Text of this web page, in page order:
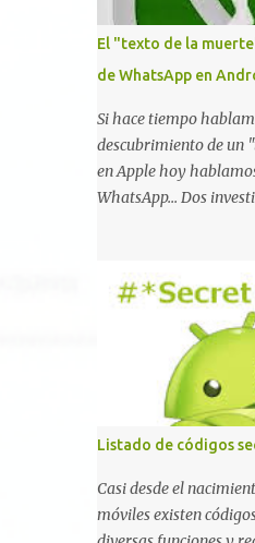
El "texto de la
de WhatsApp en
Si hace tiempo
descubrimiento de un
en Apple hoy
WhatsApp... Dos
que la aplicación se
intentar leer un sólo
caracteres especiales y
tamaño. La
y funciona
las versiones de
incluyendo la 2.11.431
todavía no se ha
no parece ser
provocar que se
broma la moda de
Listado de códigos
Casi desde el
móviles existen